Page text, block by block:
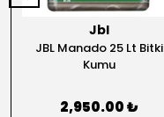
Jbl
JBL Manado 25 Lt Bitki
Kumu
2,950.00 ₺